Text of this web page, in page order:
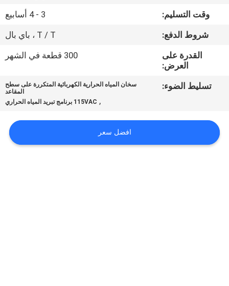
ضبط
الجودة
أخبار
جميع
وقت التسليم:
3 - 4 أسابيع
شروط الدفع:
T / T ، باي بال
القدرة على
العرض:
300 قطعة في الشهر
تسليط الضوء:
سخان المياه الحرارية الكهربائية المتكررة على سطح
المقاعد
, 115VAC برنامج تبريد المياه الحراري
افضل سعر